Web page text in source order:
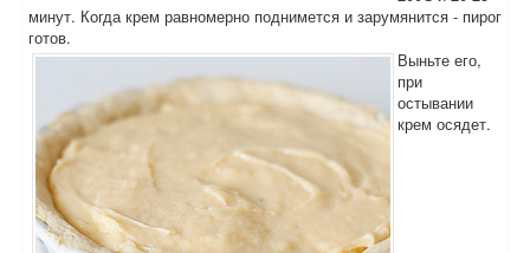
минут. Когда крем равномерно поднимется и зарумянится - пирог
готов.
Выньте его,
при
остывании
крем осядет.